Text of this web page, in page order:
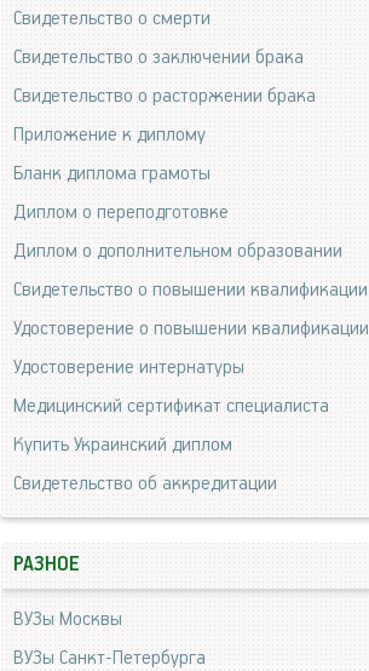
Свидетельство о смерти
Свидетельство о заключении брака
Свидетельство о расторжении брака
Приложение к диплому
Бланк диплома грамоты
Диплом о переподготовке
Диплом о дополнительном образовании
Свидетельство о повышении квалификации
Удостоверение о повышении квалификации
Удостоверение интернатуры
Медицинский сертификат специалиста
Купить Украинский диплом
Свидетельство об аккредитации
РАЗНОЕ
ВУЗы Москвы
ВУЗы Санкт-Петербурга